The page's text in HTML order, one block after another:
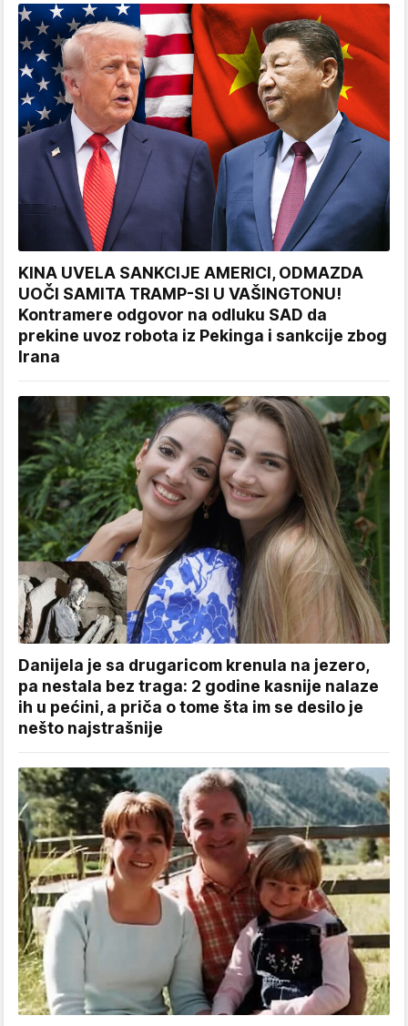
KINA UVELA SANKCIJE AMERICI, ODMAZDA
UOČI SAMITA TRAMP-SI U VAŠINGTONU!
Kontramere odgovor na odluku SAD da
prekine uvoz robota iz Pekinga i sankcije zbog
Irana
Danijela je sa drugaricom krenula na jezero,
pa nestala bez traga: 2 godine kasnije nalaze
ih u pećini, a priča o tome šta im se desilo je
nešto najstrašnije